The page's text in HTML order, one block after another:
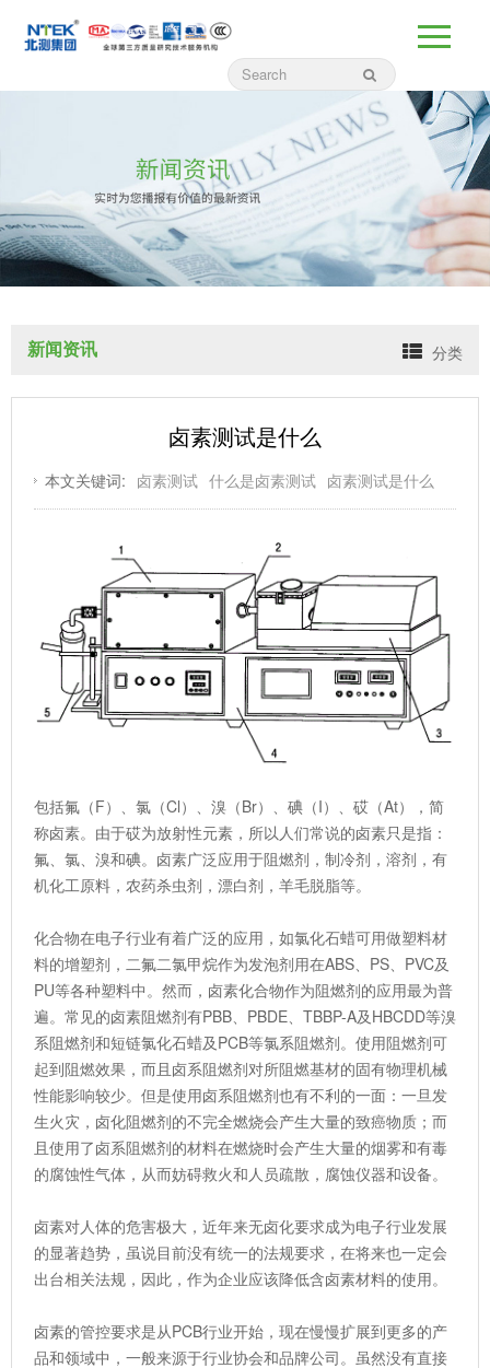
新闻资讯 分类
卤素测试是什么
本文关键词: 卤素测试 什么是卤素测试 卤素测试是什么
包括氟（F）、氯（Cl）、溴（Br）、碘（I）、砹（At），简
称卤素。由于砹为放射性元素，所以人们常说的卤素只是指：
氟、氯、溴和碘。卤素广泛应用于阻燃剂，制冷剂，溶剂，有
机化工原料，农药杀虫剂，漂白剂，羊毛脱脂等。
化合物在电子行业有着广泛的应用，如氯化石蜡可用做塑料材
料的增塑剂，二氟二氯甲烷作为发泡剂用在ABS、PS、PVC及
PU等各种塑料中。然而，卤素化合物作为阻燃剂的应用最为普
遍。常见的卤素阻燃剂有PBB、PBDE、TBBP-A及HBCDD等溴
系阻燃剂和短链氯化石蜡及PCB等氯系阻燃剂。使用阻燃剂可
起到阻燃效果，而且卤系阻燃剂对所阻燃基材的固有物理机械
性能影响较少。但是使用卤系阻燃剂也有不利的一面：一旦发
生火灾，卤化阻燃剂的不完全燃烧会产生大量的致癌物质；而
且使用了卤系阻燃剂的材料在燃烧时会产生大量的烟雾和有毒
的腐蚀性气体，从而妨碍救火和人员疏散，腐蚀仪器和设备。
卤素对人体的危害极大，近年来无卤化要求成为电子行业发展
的显著趋势，虽说目前没有统一的法规要求，在将来也一定会
出台相关法规，因此，作为企业应该降低含卤素材料的使用。
卤素的管控要求是从PCB行业开始，现在慢慢扩展到更多的产
品和领域中，一般来源于行业协会和品牌公司。虽然没有直接